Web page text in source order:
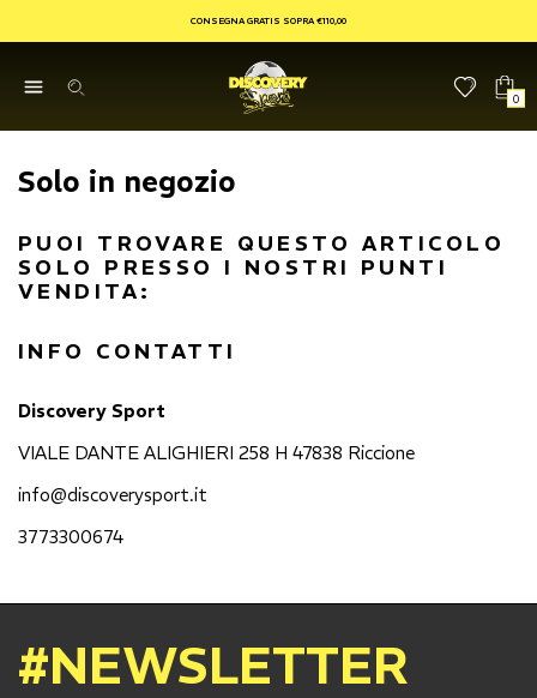
CONSEGNA GRATIS SOPRA €110,00
0
Solo in negozio
PUOI TROVARE QUESTO ARTICOLO
SOLO PRESSO I NOSTRI PUNTI
VENDITA:
INFO CONTATTI
Discovery Sport
VIALE DANTE ALIGHIERI 258 H 47838 Riccione
info@discoverysport.it
3773300674
#NEWSLETTER